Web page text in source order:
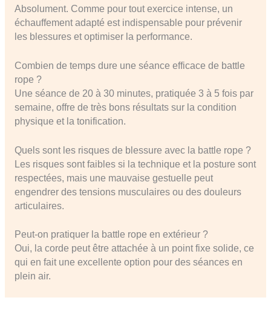
Absolument. Comme pour tout exercice intense, un
échauffement adapté est indispensable pour prévenir
les blessures et optimiser la performance.
Combien de temps dure une séance efficace de battle
rope ?
Une séance de 20 à 30 minutes, pratiquée 3 à 5 fois par
semaine, offre de très bons résultats sur la condition
physique et la tonification.
Quels sont les risques de blessure avec la battle rope ?
Les risques sont faibles si la technique et la posture sont
respectées, mais une mauvaise gestuelle peut
engendrer des tensions musculaires ou des douleurs
articulaires.
Peut-on pratiquer la battle rope en extérieur ?
Oui, la corde peut être attachée à un point fixe solide, ce
qui en fait une excellente option pour des séances en
plein air.